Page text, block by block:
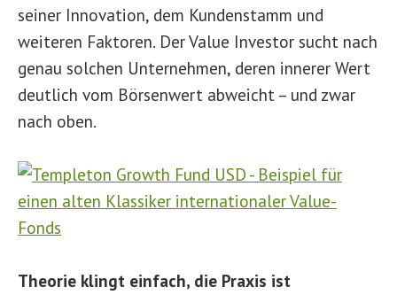
seiner Innovation, dem Kundenstamm und
weiteren Faktoren. Der Value Investor sucht nach
genau solchen Unternehmen, deren innerer Wert
deutlich vom Börsenwert abweicht – und zwar
nach oben.
Theorie klingt einfach, die Praxis ist